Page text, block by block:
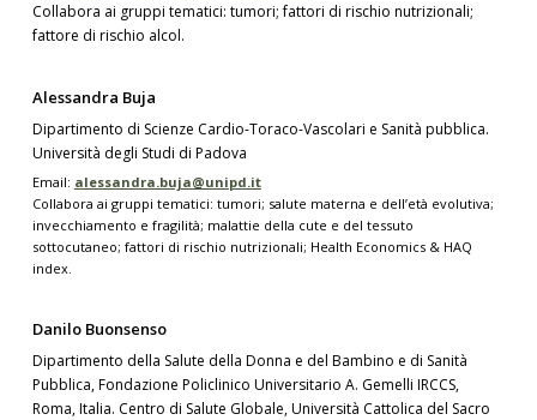
Collabora ai gruppi tematici: tumori; fattori di rischio nutrizionali;
fattore di rischio alcol.
Alessandra Buja
Dipartimento di Scienze Cardio-Toraco-Vascolari e Sanità pubblica.
Università degli Studi di Padova
Email: alessandra.buja@unipd.it
Collabora ai gruppi tematici: tumori; salute materna e dell’età evolutiva;
invecchiamento e fragilità; malattie della cute e del tessuto
sottocutaneo; fattori di rischio nutrizionali; Health Economics & HAQ
index.
Danilo Buonsenso
Dipartimento della Salute della Donna e del Bambino e di Sanità
Pubblica, Fondazione Policlinico Universitario A. Gemelli IRCCS,
Roma, Italia. Centro di Salute Globale, Università Cattolica del Sacro